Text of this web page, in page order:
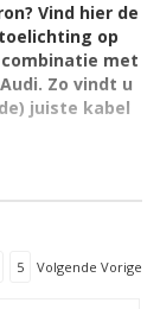
Vind hier de
op
met
Zo vindt u
juiste kabel
van 16A. Is
5 Volgende Vorige